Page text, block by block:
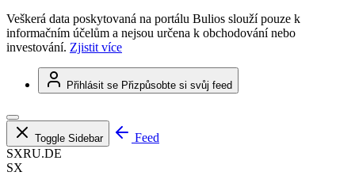
Veškerá data poskytovaná na portálu Bulios slouží pouze k
informačním účelům a nejsou určena k obchodování nebo
investování. Zjistit více
Přihlásit se Přizpůsobte si svůj feed
Toggle Sidebar
Feed
SXRU.DE
SX